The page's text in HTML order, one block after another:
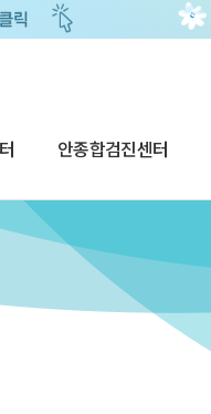
안종합검진센터